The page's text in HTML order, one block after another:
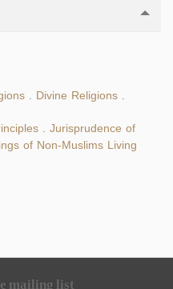
Divine Religions
Jurisprudence of
of Non-Muslims Living